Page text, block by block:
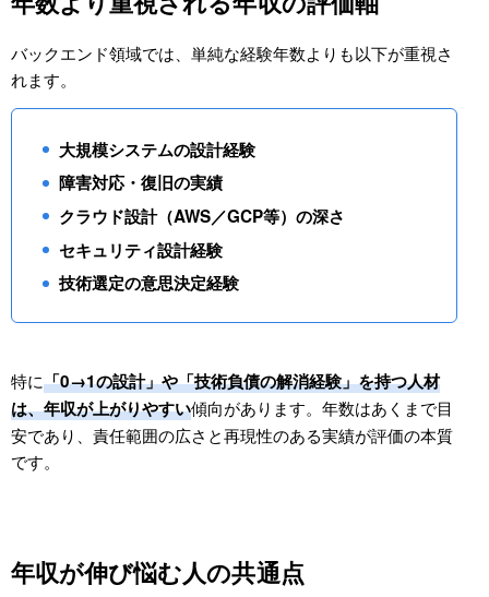
バックエンド領域では、単純な経験年数よりも以下が重視さ
れます。
大規模システムの設計経験
障害対応・復旧の実績
クラウド設計（AWS／GCP等）の深さ
セキュリティ設計経験
技術選定の意思決定経験
特に「0→1の設計」や「技術負債の解消経験」を持つ人材
は、年収が上がりやすい傾向があります。年数はあくまで目
安であり、責任範囲の広さと再現性のある実績が評価の本質
です。
年収が伸び悩む人の共通点